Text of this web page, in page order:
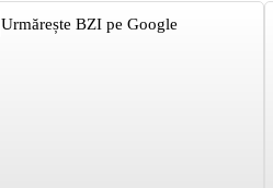
Urmărește BZI pe Google